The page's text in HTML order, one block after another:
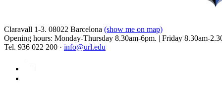
Claravall 1-3. 08022 Barcelona (show me on map)
Opening hours: Monday-Thursday 8.30am-6pm. | Friday 8.30am-
Tel. 936 022 200 · info@url.edu